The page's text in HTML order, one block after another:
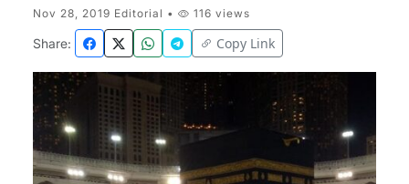
Nov 28, 2019 Editorial • 116 views
Share: Copy Link